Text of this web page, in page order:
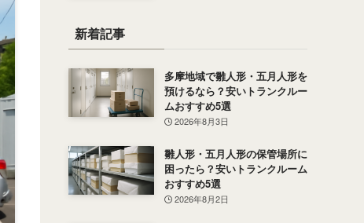
新着記事
多摩地域で雛人形・五月人形を
預けるなら？安いトランクルー
ムおすすめ5選
2026年8月3日
雛人形・五月人形の保管場所に
困ったら？安いトランクルーム
おすすめ5選
2026年8月2日